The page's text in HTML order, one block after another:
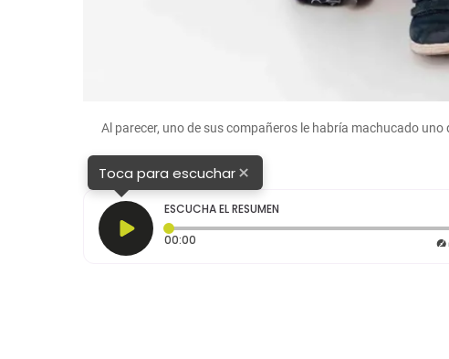
Al parecer, uno de sus compañeros le habría machucado uno
Toca para escuchar×
ESCUCHA EL RESUMEN
00:00